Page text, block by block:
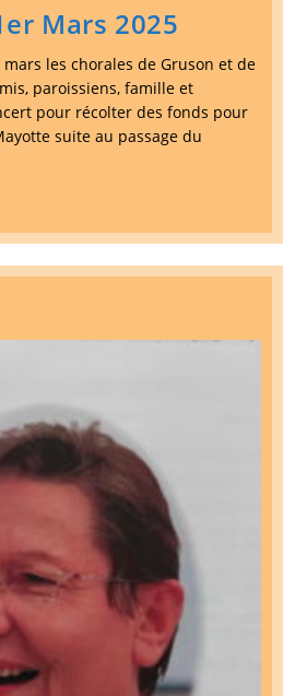
Mars 2025
les chorales de Gruson et de
paroissiens, famille et
pour récolter des fonds pour
suite au passage du